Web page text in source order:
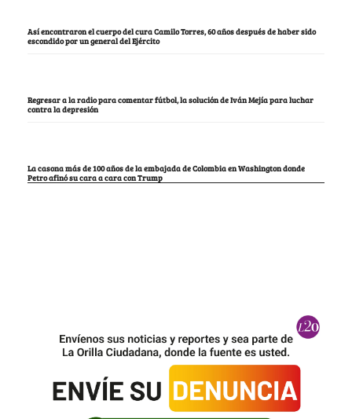
Así encontraron el cuerpo del cura Camilo Torres, 60 años después de haber sido
escondido por un general del Ejército
Regresar a la radio para comentar fútbol, la solución de Iván Mejía para luchar
contra la depresión
La casona más de 100 años de la embajada de Colombia en Washington donde
Petro afinó su cara a cara con Trump